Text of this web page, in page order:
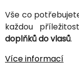
Vše co
každou
doplňků do vlasů.
Více informací